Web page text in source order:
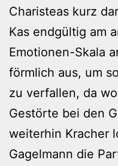
Charisteas kurz
Kas endgültig am
Emotionen-Skala
förmlich aus, um
zu verfallen, da
Gestörte bei den
weiterhin Kracher
Gagelmann die